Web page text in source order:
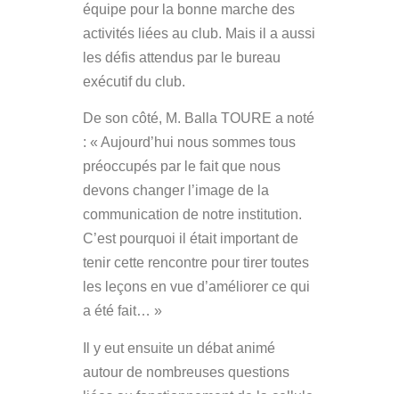
équipe pour la bonne marche des
activités liées au club. Mais il a aussi
les défis attendus par le bureau
exécutif du club.
De son côté, M. Balla TOURE a noté
:« Aujourd’hui nous sommes tous
préoccupés par le fait que nous
devons changer l’image de la
communication de notre institution.
C’est pourquoi il était important de
tenir cette rencontre pour tirer toutes
les leçons en vue d’améliorer ce qui
a été fait… »
Il y eut ensuite un débat animé
autour de nombreuses questions